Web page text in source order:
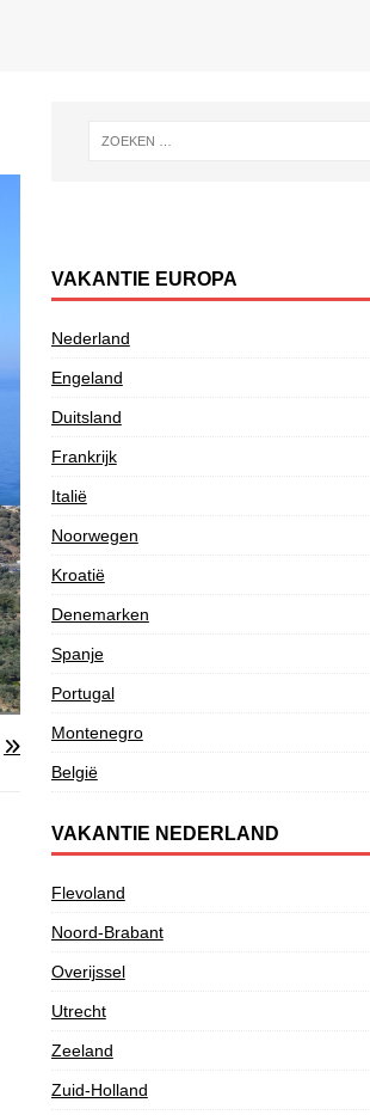
VAKANTIE EUROPA
Nederland
Engeland
Duitsland
Frankrijk
Italië
Noorwegen
Kroatië
Denemarken
Spanje
Portugal
Montenegro
België
VAKANTIE NEDERLAND
Flevoland
Noord-Brabant
Overijssel
Utrecht
Zeeland
Zuid-Holland